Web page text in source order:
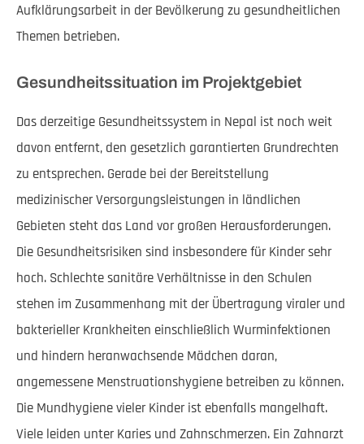
Aufklärungsarbeit in der Bevölkerung zu gesundheitlichen
Themen betrieben.
Gesundheitssituation im Projektgebiet
Das derzeitige Gesundheitssystem in Nepal ist noch weit
davon entfernt, den gesetzlich garantierten Grundrechten
zu entsprechen. Gerade bei der Bereitstellung
medizinischer Versorgungsleistungen in ländlichen
Gebieten steht das Land vor großen Herausforderungen.
Die Gesundheitsrisiken sind insbesondere für Kinder sehr
hoch. Schlechte sanitäre Verhältnisse in den Schulen
stehen im Zusammenhang mit der Übertragung viraler und
bakterieller Krankheiten einschließlich Wurminfektionen
und hindern heranwachsende Mädchen daran,
angemessene Menstruationshygiene betreiben zu können.
Die Mundhygiene vieler Kinder ist ebenfalls mangelhaft.
Viele leiden unter Karies und Zahnschmerzen. Ein Zahnarzt